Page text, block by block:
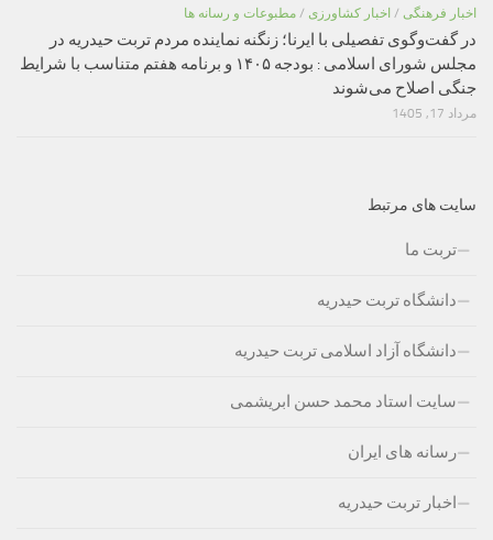
اخبار فرهنگی / اخبار کشاورزی / مطبوعات و رسانه ها
در گفت‌وگوی تفصیلی با ایرنا؛ زنگنه نماینده مردم تربت حیدریه در
مجلس شورای اسلامی : بودجه ۱۴۰۵ و برنامه هفتم متناسب با شرایط
جنگی اصلاح می‌شوند
مرداد 17, 1405
سایت های مرتبط
تربت ما
دانشگاه تربت حیدریه
دانشگاه آزاد اسلامی تربت حیدریه
سایت استاد محمد حسن ابریشمی
رسانه های ایران
اخبار تربت حیدریه